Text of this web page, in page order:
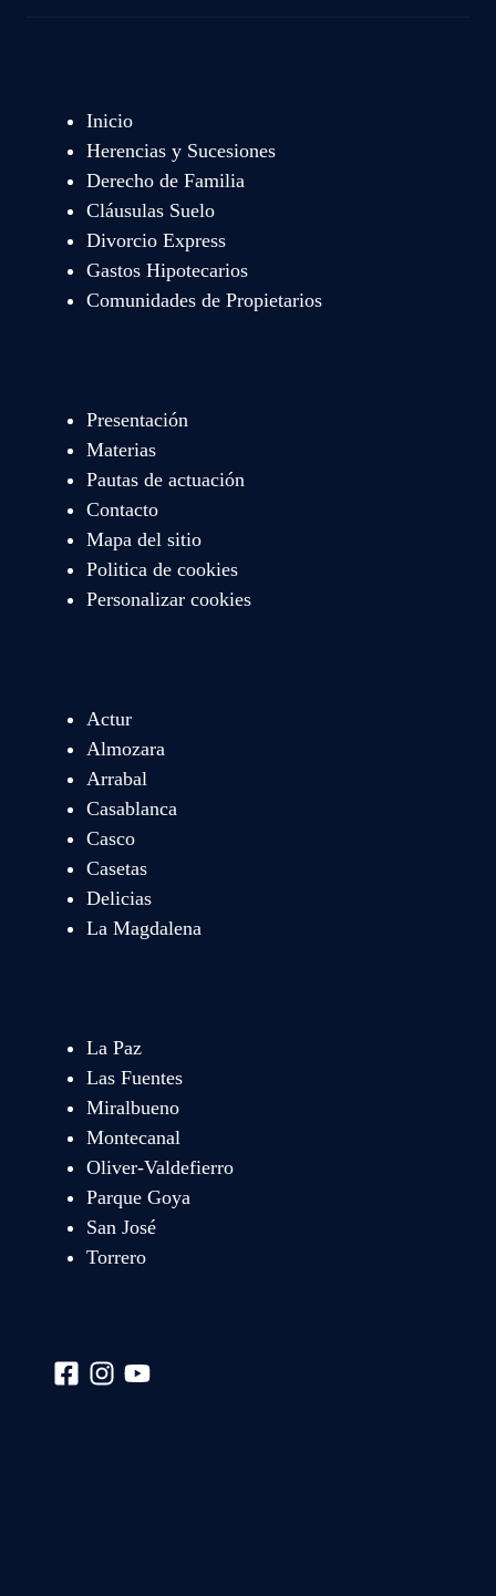
Inicio
Herencias y Sucesiones
Derecho de Familia
Cláusulas Suelo
Divorcio Express
Gastos Hipotecarios
Comunidades de Propietarios
Presentación
Materias
Pautas de actuación
Contacto
Mapa del sitio
Politica de cookies
Personalizar cookies
Actur
Almozara
Arrabal
Casablanca
Casco
Casetas
Delicias
La Magdalena
La Paz
Las Fuentes
Miralbueno
Montecanal
Oliver-Valdefierro
Parque Goya
San José
Torrero